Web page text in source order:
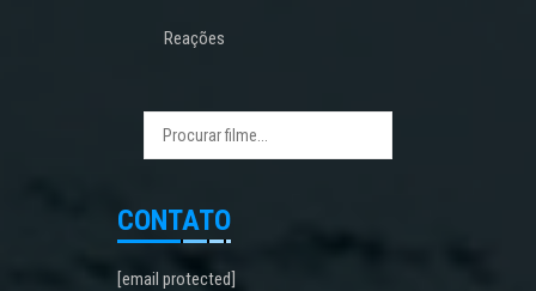
Reações
CONTATO
[email protected]